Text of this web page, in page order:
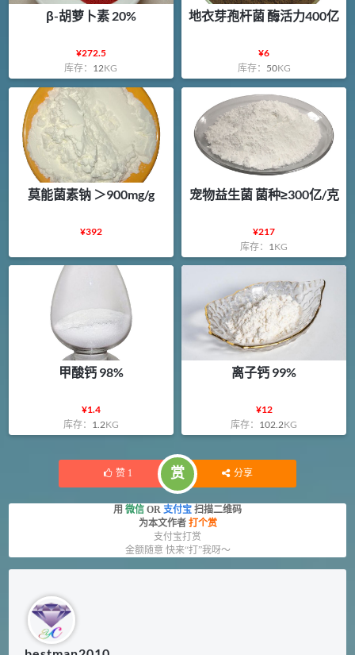
β-胡萝卜素 20%
¥272.5
库存： 12KG
地衣芽孢杆菌 酶活力400亿
¥6
库存： 50KG
莫能菌素钠 ＞900mg/g
¥392
宠物益生菌 菌种≥300亿/克
¥217
库存： 1 KG
甲酸钙 98%
¥1.4
库存： 1.2KG
离子钙 99%
¥12
库存： 102.2KG
赞 1 赏 分享
用 微信 OR 支付宝 扫描二维码
为本文作者 打个赏
支付宝打赏
金额随意 快来“打”我呀～